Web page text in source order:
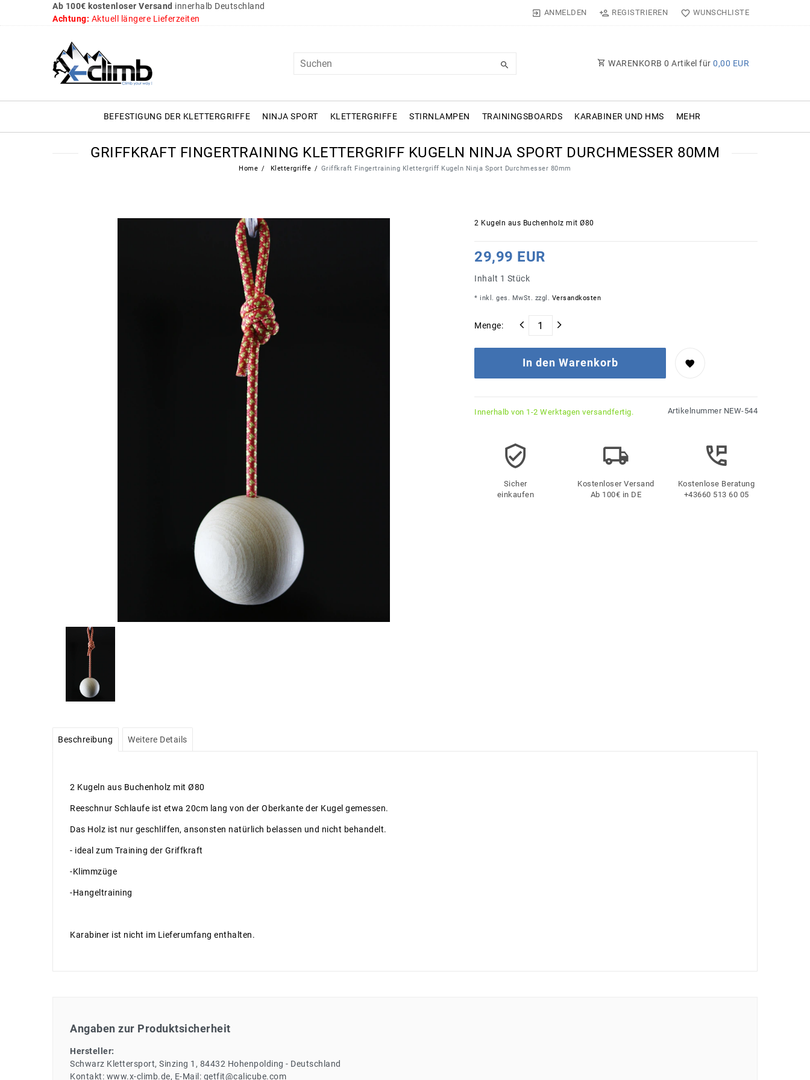
Ab 100€ kostenloser Versand innerhalb Deutschland
Achtung: Aktuell längere Lieferzeiten
ANMELDEN REGISTRIEREN WUNSCHLISTE
WARENKORB 0 Artikel für 0,00 EUR
BEFESTIGUNG DER KLETTERGRIFFE NINJA SPORT KLETTERGRIFFE STIRNLAMPEN TRAININGSBOARDS KARABINER UND HMS MEHR
GRIFFKRAFT FINGERTRAINING KLETTERGRIFF KUGELN NINJA SPORT DURCHMESSER 80MM
Home Klettergriffe Griffkraft Fingertraining Klettergriff Kugeln Ninja Sport Durchmesser 80mm
2 Kugeln aus Buchenholz mit Ø80
29,99 EUR
Inhalt 1 Stück
* inkl. ges. MwSt. zzgl. Versandkosten
Menge:
In den Warenkorb
Innerhalb von 1-2 Werktagen versandfertig. Artikelnummer NEW-544
Sicher
einkaufen
Kostenloser Versand
Ab 100€ in DE
Kostenlose Beratung
+43660 513 60 05
Beschreibung Weitere Details
2 Kugeln aus Buchenholz mit Ø80
Reeschnur Schlaufe ist etwa 20cm lang von der Oberkante der Kugel gemessen.
Das Holz ist nur geschliffen, ansonsten natürlich belassen und nicht behandelt.
- ideal zum Training der Griffkraft
-Klimmzüge
-Hangeltraining
Karabiner ist nicht im Lieferumfang enthalten.
Angaben zur Produktsicherheit
Hersteller:
Schwarz Klettersport Sinzing 1 84432 Hohenpolding
Deutschland
Kontakt: www.x-climb.de E-Mail: getfit@calicube.com